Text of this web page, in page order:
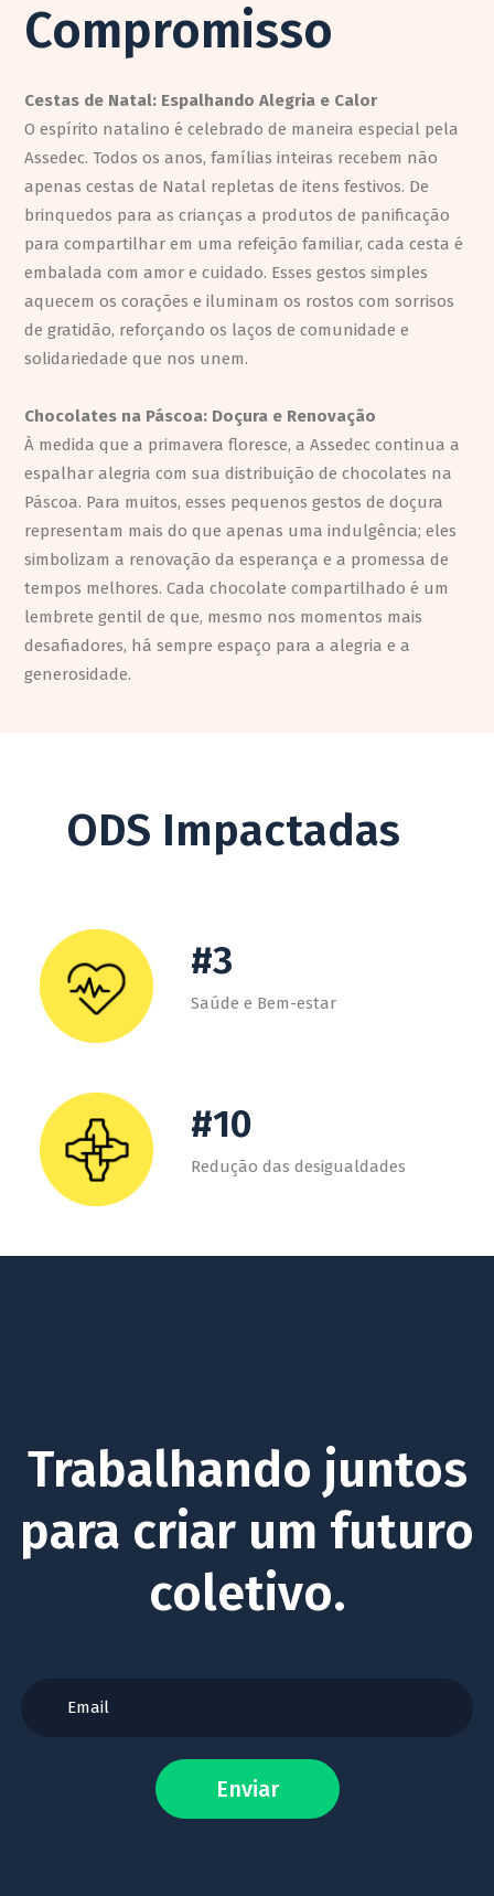
Compromisso
Cestas de Natal: Espalhando Alegria e Calor
O espírito natalino é celebrado de maneira especial pela
Assedec. Todos os anos, famílias inteiras recebem não
apenas cestas de Natal repletas de itens festivos. De
brinquedos para as crianças a produtos de panificação
para compartilhar em uma refeição familiar, cada cesta é
embalada com amor e cuidado. Esses gestos simples
aquecem os corações e iluminam os rostos com sorrisos
de gratidão, reforçando os laços de comunidade e
solidariedade que nos unem.
Chocolates na Páscoa: Doçura e Renovação
À medida que a primavera floresce, a Assedec continua a
espalhar alegria com sua distribuição de chocolates na
Páscoa. Para muitos, esses pequenos gestos de doçura
representam mais do que apenas uma indulgência; eles
simbolizam a renovação da esperança e a promessa de
tempos melhores. Cada chocolate compartilhado é um
lembrete gentil de que, mesmo nos momentos mais
desafiadores, há sempre espaço para a alegria e a
generosidade.
ODS Impactadas
#3
Saúde e Bem-estar
#10
Redução das desigualdades
Trabalhando juntos
para criar um futuro
coletivo.